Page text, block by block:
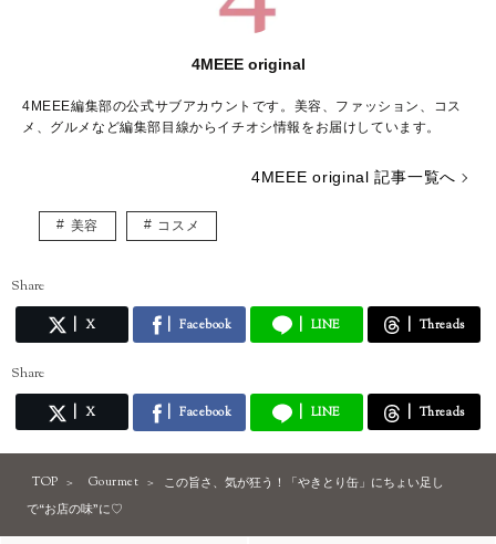
4MEEE original
4MEEE編集部の公式サブアカウントです。美容、ファッション、コス
メ、グルメなど編集部目線からイチオシ情報をお届けしています。
4MEEE original 記事一覧へ
美容 コスメ
Share
X Facebook LINE Threads
Share
X Facebook LINE Threads
TOP Gourmet
この旨さ、気が狂う！「やきとり缶」にちょい足し
で“お店の味”に♡